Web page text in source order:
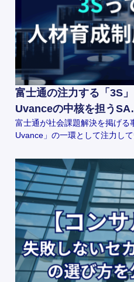
富士通の注力する「3S
Uvanceの中核を担う
富士通が社会課題解決を掲げる
Uvance」の一環として注力し